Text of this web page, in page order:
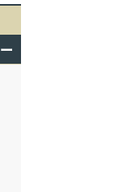
ー